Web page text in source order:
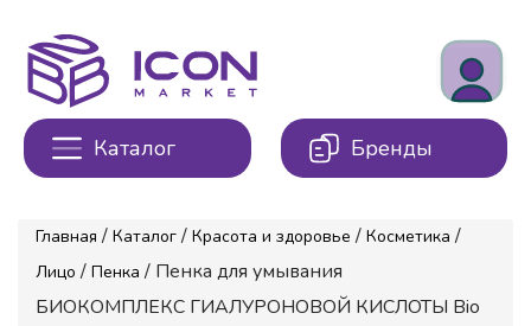
Каталог Бренды
Главная / Каталог / Красота и здоровье / Косметика /
Лицо / Пенка / Пенка для умывания
БИОКОМПЛЕКС ГИАЛУРОНОВОЙ КИСЛОТЫ Bio